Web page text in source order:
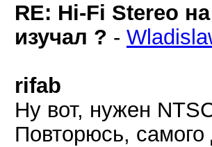
RE: Hi-Fi Stereo
изучал ? -
rifab
Ну вот, нужен
Повторюсь,